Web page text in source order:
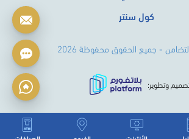
وتطوير:
كول سنتر
- جميع الحقوق محفوظة 2026